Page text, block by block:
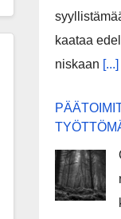
kaataa
niskaan [...]